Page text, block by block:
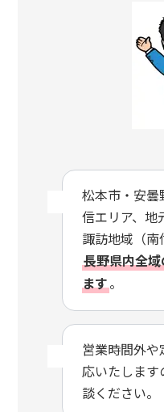
松本市・安曇
信エリア、地
諏訪地域（南
長野県内全
ます。
営業時間外
応いたします
談ください。